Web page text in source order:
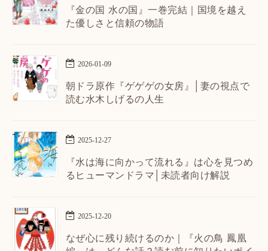
『金の国 水の国』一巻完結｜国境を越え
た優しさと信頼の物語
2026-01-09
朝ドラ原作『ゲゲゲの女房』│妻の視点で
読む水木しげるの人生
2025-12-27
『水は海に向かって流れる』は心を見つめ
るヒューマンドラマ│未読者向け解説
2025-12-20
なぜ心に残り続けるのか｜『火の鳥 鳳凰